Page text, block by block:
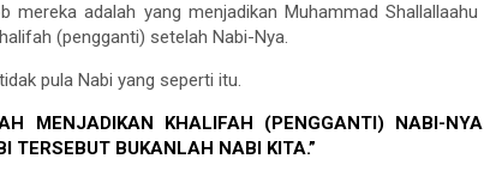
adalah yang menjadikan Muhammad Shallallaahu
(pengganti) setelah Nabi-Nya.
pula Nabi yang seperti itu.
MENJADIKAN KHALIFAH (PENGGANTI) NABI-NYA
BUKANLAH NABI KITA.”